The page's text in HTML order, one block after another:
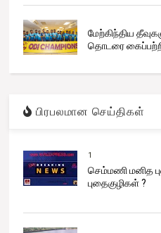
மேற்கிந்திய
தொடரை
பிரபலமான செய்திகள்
1
செம்மணி மனித
புதைகுழிகள் ?